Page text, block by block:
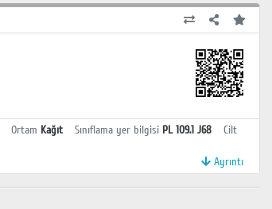
Ortam Kağıt Sınıflama yer bilgisi PL 109.1 J68
Cilt
Ayrıntı